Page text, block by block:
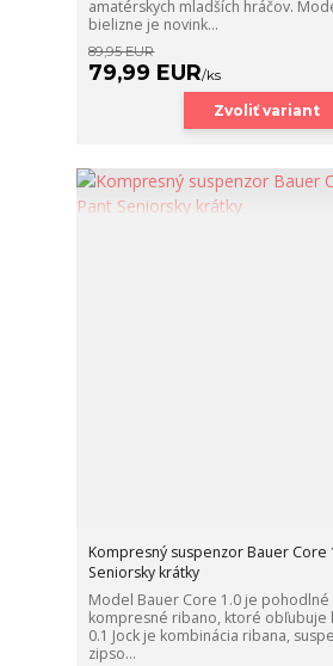
amatérskych mladších hráčov.
bielizne je novink...
89,95 EUR
79,99 EUR/ks
Zvoliť variant
Kompresný suspenzor Bauer Core
Seniorsky krátky
Model Bauer Core 1.0 je pohodlné
kompresné ribano, ktoré obľubuje
0.1 Jock je kombinácia ribana,
zipso...